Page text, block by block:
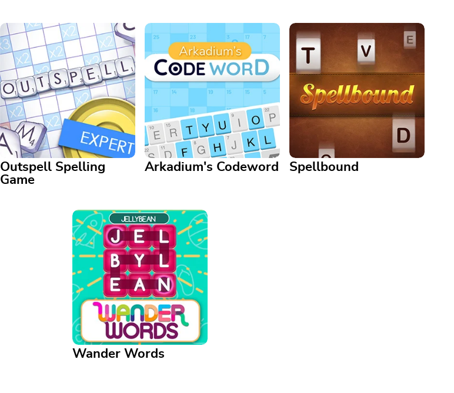
Scramble Words Game
Unscramble the letters to
create words!
Trainieren Sie Ihr Gehirn mit
täglichen, unterhaltsamen und
fesselnden Worträtseln
Arkadium Word Wipe Game
Form as many words as you
can to clear the rows and
advance.
Outspell Spelling
Game
Outspell Spelling Game
A Scrabble-esque game with
plenty of fun, added twists
Arkadium's Codeword
Arkadium's Codeword
Crack the code of numbers and
letters to decipher the words!
Spellbound
Wander Words